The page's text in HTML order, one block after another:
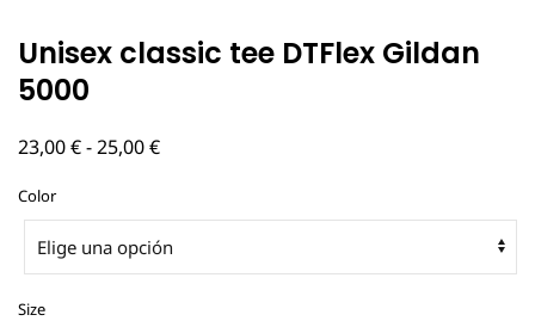
Unisex classic tee DTFlex Gildan
5000
23,00€-25,00€Rango
23,00 €
Color
Size